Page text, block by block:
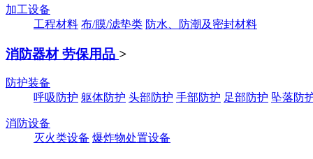
加工设备
工程材料 布/膜/滤垫类 防水、防潮及密封材料
消防器材 劳保用品 >
防护装备
呼吸防护 躯体防护 头部防护 手部防护 足部防护 坠落防
消防设备
灭火类设备 爆炸物处置设备